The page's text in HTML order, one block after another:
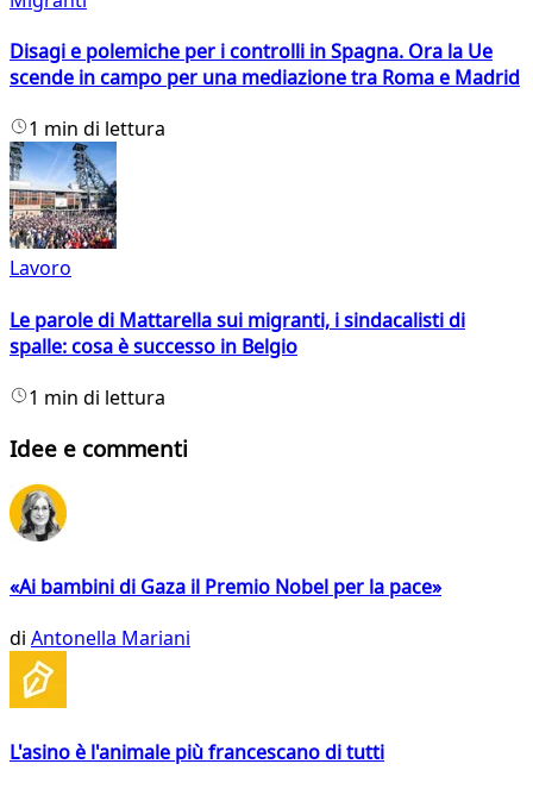
Disagi e polemiche per i controlli in Spagna. Ora la Ue
scende in campo per una mediazione tra Roma e Madrid
1 min di lettura
Lavoro
Le parole di Mattarella sui migranti, i sindacalisti di
spalle: cosa è successo in Belgio
1 min di lettura
Idee e commenti
«Ai bambini di Gaza il Premio Nobel per la pace»
di Antonella Mariani
L'asino è l'animale più francescano di tutti